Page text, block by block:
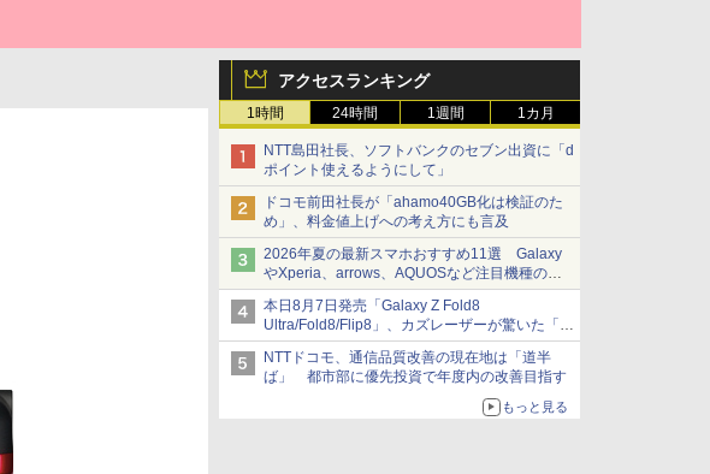
アクセスランキング
1時間 24時間 1週間 1カ月
NTT島田社長、ソフトバンクのセブン出資に「d
ポイント使えるようにして」
ドコモ前田社長が「ahamo40GB化は検証のた
め」、料金値上げへの考え方にも言及
2026年夏の最新スマホおすすめ11選 Galaxy
やXperia、arrows、AQUOSなど注目機種の特
徴は
本日8月7日発売「Galaxy Z Fold8
Ultra/Fold8/Flip8」、カズレーザーが驚いた「そ
ば屋のメニュー並みの薄さ」
NTTドコモ、通信品質改善の現在地は「道半
ば」 都市部に優先投資で年度内の改善目指す
もっと見る